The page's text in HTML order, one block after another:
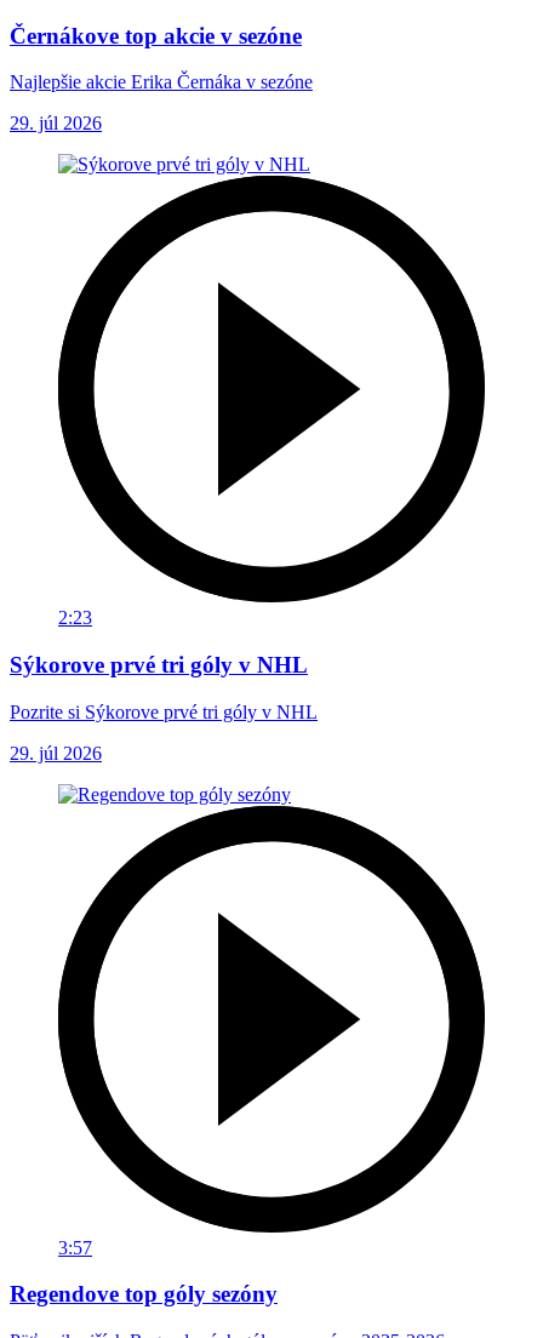
Černákove top akcie v sezóne
Najlepšie akcie Erika Černáka v sezóne
29. júl 2026
2:23
Sýkorove prvé tri góly v NHL
Pozrite si Sýkorove prvé tri góly v NHL
29. júl 2026
3:57
Regendove top góly sezóny